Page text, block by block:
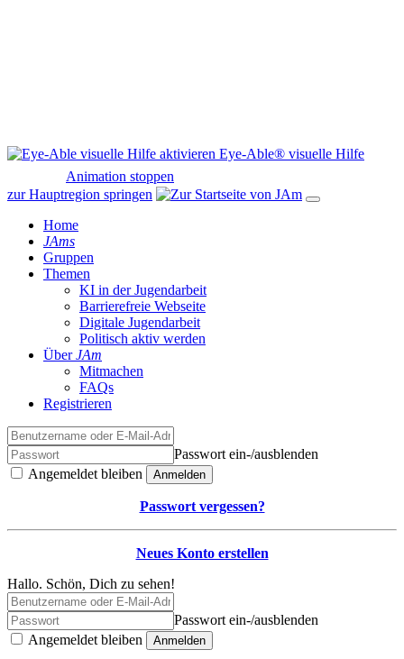
Eye-Able® visuelle Hilfe
Animation stoppen
zur Hauptregion springen
Home
JAms
Gruppen
Themen
KI in der Jugendarbeit
Barrierefreie Webseite
Digitale Jugendarbeit
Politisch aktiv werden
ÜberJAm
Mitmachen
FAQs
Registrieren
Passwort ein-/ausblenden
Angemeldet bleiben
Anmelden
Passwort vergessen?
Neues Konto erstellen
Hallo. Schön, Dich zu sehen!
Passwort ein-/ausblenden
Angemeldet bleiben
Anmelden